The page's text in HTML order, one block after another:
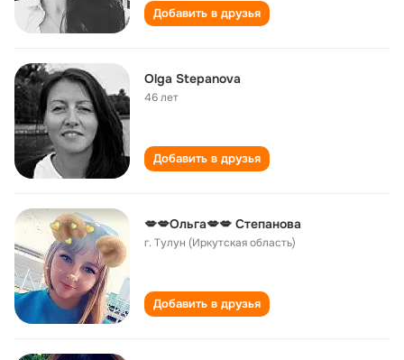
Добавить в друзья
Olga Stepanova
46 лет
Добавить в друзья
💋💋Ольга💋💋 Степанова
г. Тулун (Иркутская область)
Добавить в друзья